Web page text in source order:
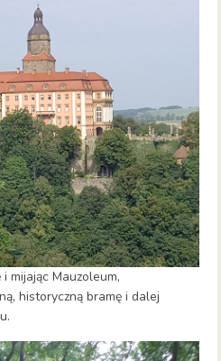
mijając Mauzoleum,
historyczną bramę i dalej